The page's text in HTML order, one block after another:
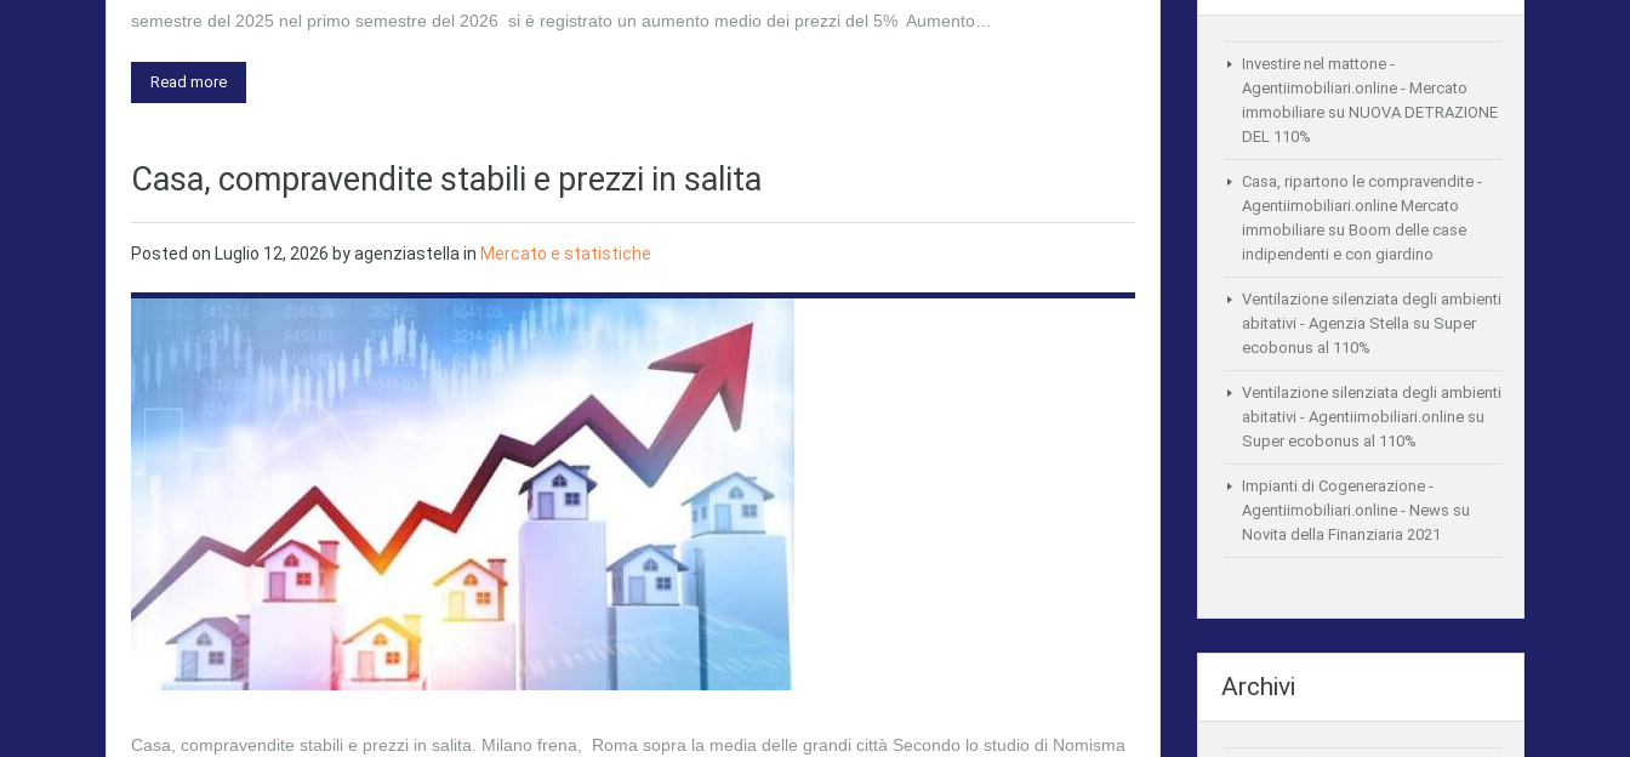
semestre del 2025 nel primo semestre del 2026 si è registrato un aumento medio dei prezzi del 5% Aumento…
Read more
Casa, compravendite stabili e prezzi in salita
Posted on Luglio 12, 2026 byagenziastellain Mercato e statistiche
Casa, compravendite stabili e prezzi in salita. Milano frena, Roma sopra la media delle grandi città Secondo lo studio di Nomisma
Investire nel mattone -
Agentiimobiliari.online - Mercato
immobiliare su NUOVA DETRAZIONE
DEL 110%
Casa, ripartono le compravendite -
Agentiimobiliari.online Mercato
immobiliare su Boom delle case
indipendenti e con giardino
Ventilazione silenziata degli ambienti
abitativi - Agenzia Stella su Super
ecobonus al 110%
Ventilazione silenziata degli ambienti
abitativi - Agentiimobiliari.online su
Super ecobonus al 110%
Impianti di Cogenerazione -
Agentiimobiliari.online - News su
Novita della Finanziaria 2021
Archivi